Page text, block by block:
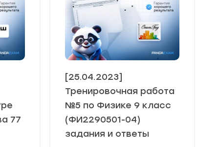
77
[25.04.2023]
Тренировочная работа
№5 по Физике 9 класс
(ФИ2290501-04)
задания и ответы